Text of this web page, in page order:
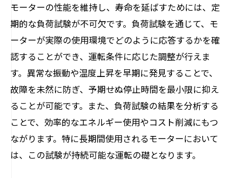
モーターの性能を維持し、寿命を延ばすためには、定
期的な負荷試験が不可欠です。負荷試験を通じて、モ
ーターが実際の使用環境でどのように応答するかを確
認することができ、運転条件に応じた調整が行えま
す。異常な振動や温度上昇を早期に発見することで、
故障を未然に防ぎ、予期せぬ停止時間を最小限に抑え
ることが可能です。また、負荷試験の結果を分析する
ことで、効率的なエネルギー使用やコスト削減にもつ
ながります。特に長期間使用されるモーターにおいて
は、この試験が持続可能な運転の礎となります。